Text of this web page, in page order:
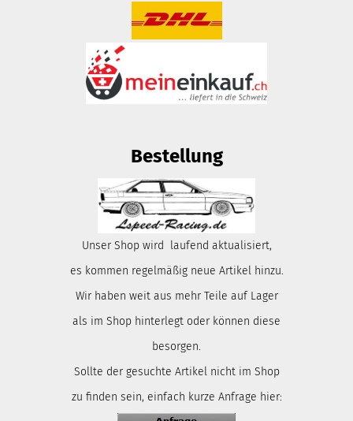
Bestellung
Unser Shop wird laufend aktualisiert,
es kommen regelmäßig neue Artikel hinzu.
Wir haben weit aus mehr Teile auf Lager
als im Shop hinterlegt oder können diese
besorgen.
Sollte der gesuchte Artikel nicht im Shop
zu finden sein, einfach kurze Anfrage hier: